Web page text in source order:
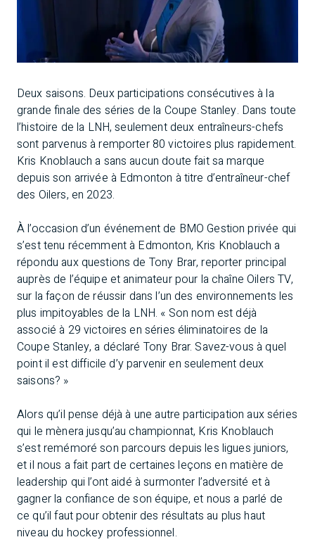
Deux saisons. Deux participations consécutives à la
grande finale des séries de la Coupe Stanley. Dans toute
l’histoire de la LNH, seulement deux entraîneurs-chefs
sont parvenus à remporter 80 victoires plus rapidement.
Kris Knoblauch a sans aucun doute fait sa marque
depuis son arrivée à Edmonton à titre d’entraîneur-chef
des Oilers, en 2023.
À l’occasion d’un événement de BMO Gestion privée qui
s’est tenu récemment à Edmonton, Kris Knoblauch a
répondu aux questions de Tony Brar, reporter principal
auprès de l’équipe et animateur pour la chaîne Oilers TV,
sur la façon de réussir dans l’un des environnements les
plus impitoyables de la LNH. « Son nom est déjà
associé à 29 victoires en séries éliminatoires de la
Coupe Stanley, a déclaré Tony Brar. Savez-vous à quel
point il est difficile d’y parvenir en seulement deux
saisons? »
Alors qu’il pense déjà à une autre participation aux séries
qui le mènera jusqu’au championnat, Kris Knoblauch
s’est remémoré son parcours depuis les ligues juniors,
et il nous a fait part de certaines leçons en matière de
leadership qui l’ont aidé à surmonter l’adversité et à
gagner la confiance de son équipe, et nous a parlé de
ce qu’il faut pour obtenir des résultats au plus haut
niveau du hockey professionnel.